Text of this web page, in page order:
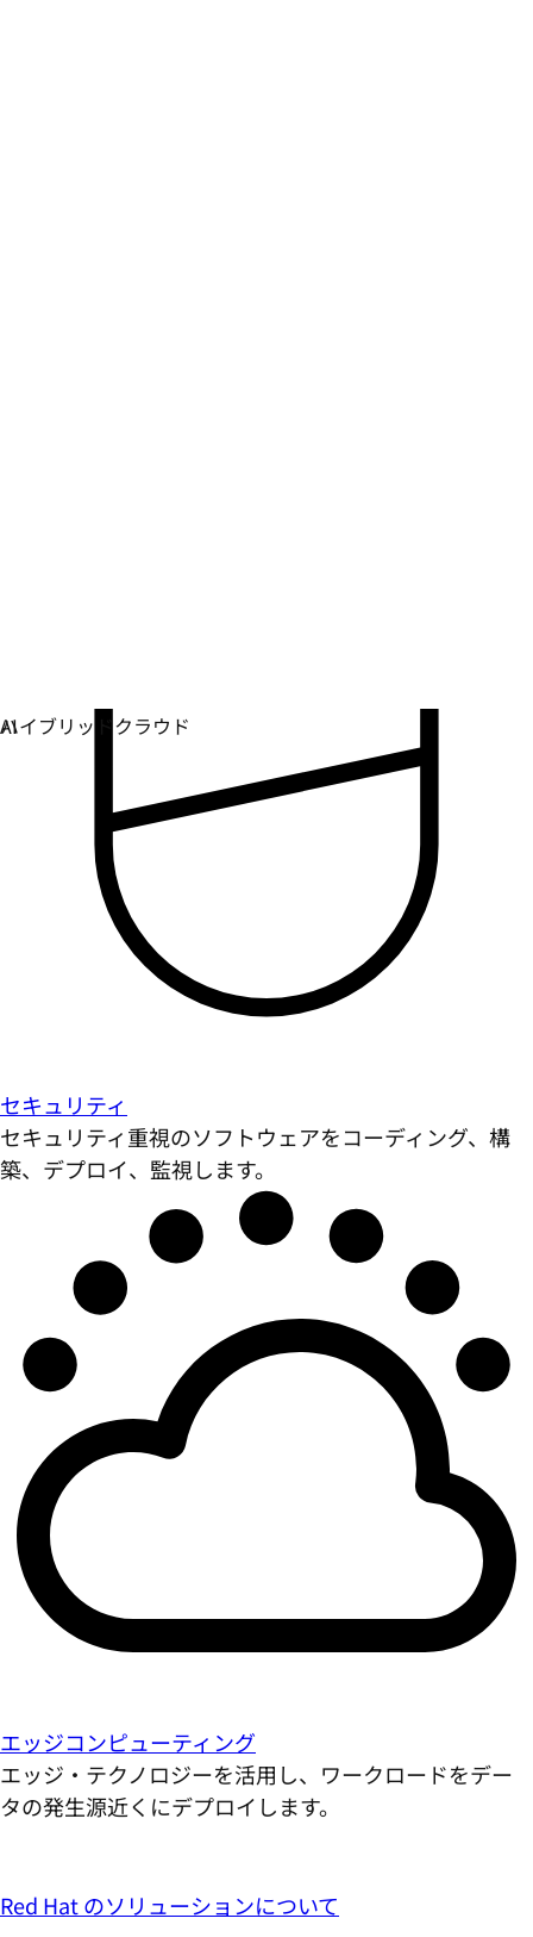
セキュリティ
セキュリティ重視のソフトウェアをコーディング、構
築、デプロイ、監視します。
エッジコンピューティング
エッジ・テクノロジーを活用し、ワークロードをデー
タの発生源近くにデプロイします。
Red Hat のソリューションについて